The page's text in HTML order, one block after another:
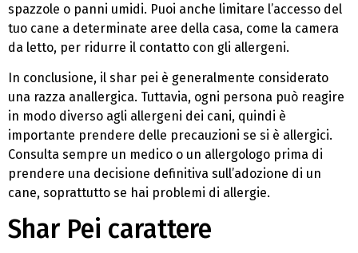
spazzole o panni umidi. Puoi anche limitare l’accesso del
tuo cane a determinate aree della casa, come la camera
da letto, per ridurre il contatto con gli allergeni.
In conclusione, il shar pei è generalmente considerato
una razza anallergica. Tuttavia, ogni persona può reagire
in modo diverso agli allergeni dei cani, quindi è
importante prendere delle precauzioni se si è allergici.
Consulta sempre un medico o un allergologo prima di
prendere una decisione definitiva sull’adozione di un
cane, soprattutto se hai problemi di allergie.
Shar Pei carattere